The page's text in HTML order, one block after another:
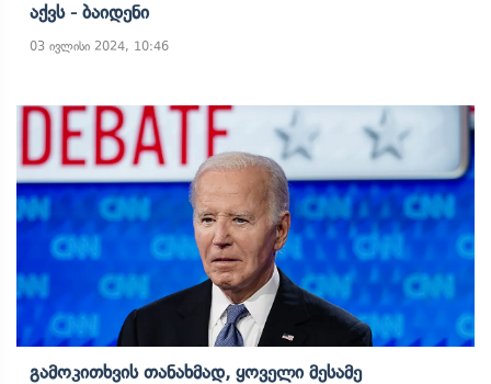
Აქვს - Ბაიდენი
03 ივლისი 2024, 10:46
Გამოკითხვის Თანახმად, Ყოველი Მესამე